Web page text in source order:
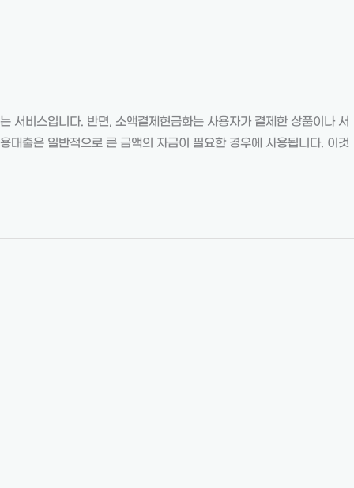
서비스입니다. 반면, 소액결제현금화는 사용자가 결제한 상품이나 서
출은 일반적으로 큰 금액의 자금이 필요한 경우에 사용됩니다. 이것